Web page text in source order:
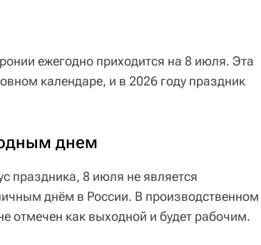
ежегодно приходится на 8 июля. Эта
календаре, и в 2026 году праздник
днем
праздника, 8 июля не является
днём в России. В производственном
отмечен как выходной и будет рабочим.